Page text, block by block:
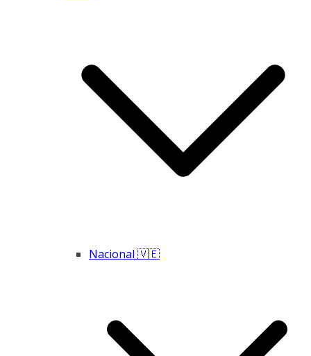
Nacional 🇻🇪